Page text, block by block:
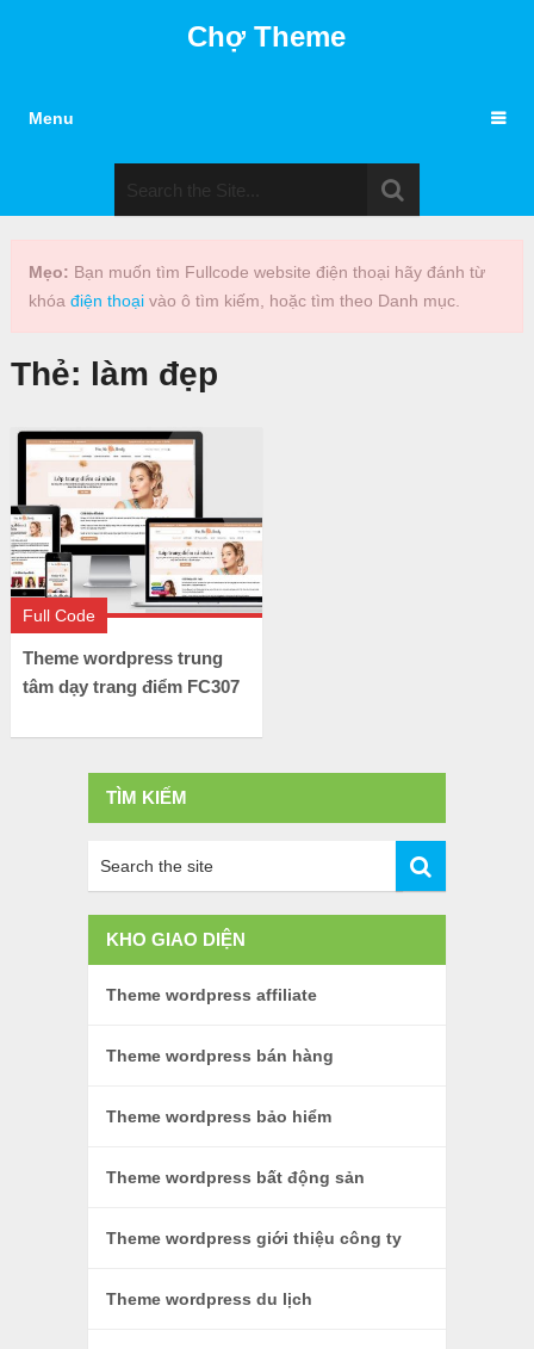
Chợ Theme
Menu
Mẹo: Bạn muốn tìm Fullcode website điện thoại hãy đánh từ
khóa điện thoạivào ô tìm kiếm, hoặc tìm theo Danh mục.
Thẻ: làm đẹp
Full Code
Theme wordpress trung
tâm dạy trang điểm FC307
TÌM KIẾM
KHO GIAO DIỆN
Theme wordpress affiliate
Theme wordpress bán hàng
Theme wordpress bảo hiểm
Theme wordpress bất động sản
Theme wordpress giới thiệu công ty
Theme wordpress du lịch